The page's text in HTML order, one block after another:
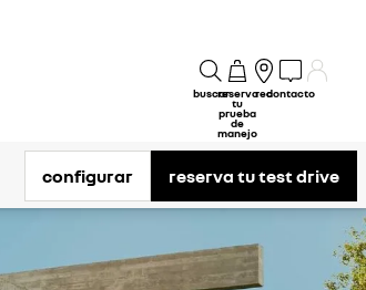
buscarreserva
tu
prueba
de
manejo
redcontacto
configurar reserva tu test drive